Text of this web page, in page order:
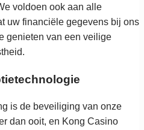
voldoen ook aan alle
uw financiële gegevens bij ons
genieten van een veilige
is de beveiliging van onze
dan ooit, en Kong Casino